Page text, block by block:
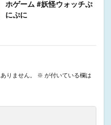
ホゲーム #妖怪ウォッチぷ
にぷに
りません。 ※ が付いている欄は